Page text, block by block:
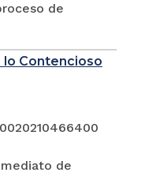
de
lo Contencioso
de